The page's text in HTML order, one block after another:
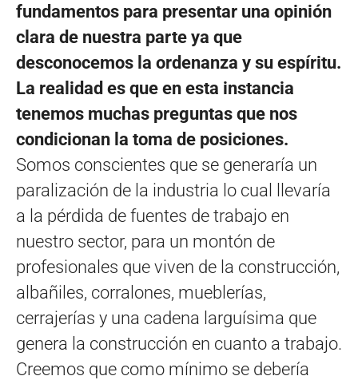
fundamentos para presentar una opinión
clara de nuestra parte ya que
desconocemos la ordenanza y su espíritu.
La realidad es que en esta instancia
tenemos muchas preguntas que nos
condicionan la toma de posiciones.
Somos conscientes que se generaría un
paralización de la industria lo cual llevaría
a la pérdida de fuentes de trabajo en
nuestro sector, para un montón de
profesionales que viven de la construcción,
albañiles, corralones, mueblerías,
cerrajerías y una cadena larguísima que
genera la construcción en cuanto a trabajo.
Creemos que como mínimo se debería